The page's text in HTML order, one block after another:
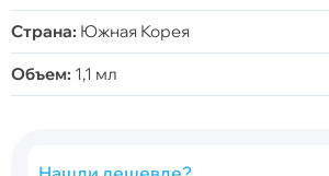
Страна: Южная Корея
Объем: 1,1 мл